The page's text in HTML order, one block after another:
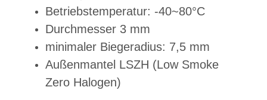
Betriebstemperatur: -40~80°C
Durchmesser 3 mm
minimaler Biegeradius: 7,5 mm
Außenmantel LSZH (Low Smoke
Zero Halogen)